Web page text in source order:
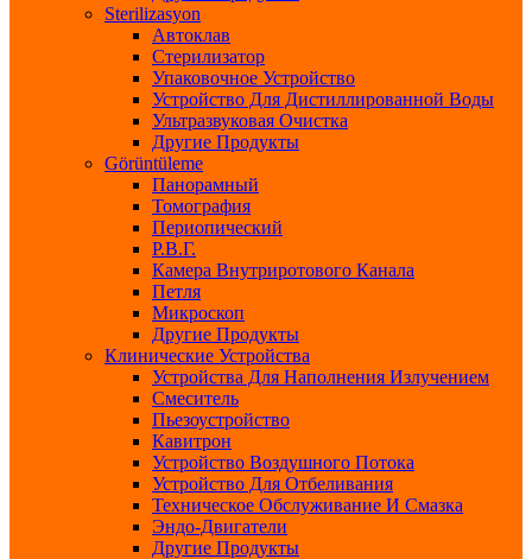
Sterilizasyon
Автоклав
Стерилизатор
Упаковочное Устройство
Устройство Для Дистиллированной Воды
Ультразвуковая Очистка
Другие Продукты
Görüntüleme
Панорамный
Томография
Периопический
Р.В.Г.
Камера Внутриротового Канала
Петля
Микроскоп
Другие Продукты
Клинические Устройства
Устройства Для Наполнения Излучением
Смеситель
Пьезоустройство
Кавитрон
Устройство Воздушного Потока
Устройство Для Отбеливания
Техническое Обслуживание И Смазка
Эндо-Двигатели
Другие Продукты